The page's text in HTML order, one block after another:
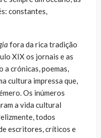
constantes,
fora da rica tradição
XIX os jornais e as
a crónicas, poemas,
cultura impressa que,
Os inúmeros
a vida cultural
todos
escritores, críticos e